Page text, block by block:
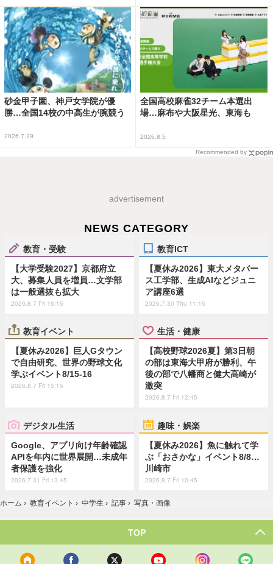
砂金甲子園、神戸女学院が優
勝…全国14校の中高生が腕競う
2026.7.29
全国高校麻雀32チーム本選出
場…麻布や大阪星光、東海も
2026.8.5
Recommended by
advertisement
NEWS CATEGORY
教育・受験
【大学受験2027】京都府立
大、募集人員を増員…文学部
は一般選抜も拡大
2026.8.7 Fri 16:15
教育ICT
【夏休み2026】東大メタバー
ス工学部、生成AIなどジュニ
ア講座6選
2026.7.30 Thu 11:15
教育イベント
【夏休み2026】巨人Gタウン
で自由研究、世界の野球文化
学ぶイベント8/15-16
2026.8.7 Fri 15:15
生活・健康
【高校野球2026夏】第3日朝
の部は東海大甲府が勝利、午
後の部で八幡商と健大高崎が
激突
2026.8.7 Fri 12:45
デジタル生活
Google、アプリ向け年齢確認
APIを年内に世界展開…未成年
者保護を強化
2026.7.31 Fri 13:45
趣味・娯楽
【夏休み2026】魚に触れて学
ぶ「おさかな」イベント8/8…
川崎市
2026.8.7 Fri 10:45
ホーム › 教育イベント › 中学生 › 記事 › 写真・画像
TOP